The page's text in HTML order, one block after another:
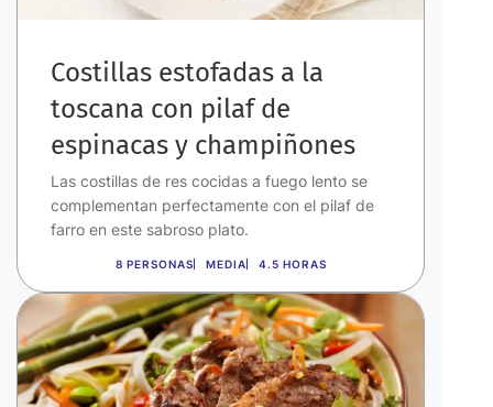
Costillas estofadas a la
toscana con pilaf de
espinacas y champiñones
Las costillas de res cocidas a fuego lento se
complementan perfectamente con el pilaf de
farro en este sabroso plato.
8 PERSONAS MEDIA 4.5 HORAS
Imagen